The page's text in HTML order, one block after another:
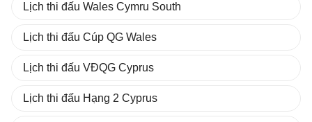
Lịch thi đấu Wales Cymru South
Lịch thi đấu Cúp QG Wales
Lịch thi đấu VĐQG Cyprus
Lịch thi đấu Hạng 2 Cyprus